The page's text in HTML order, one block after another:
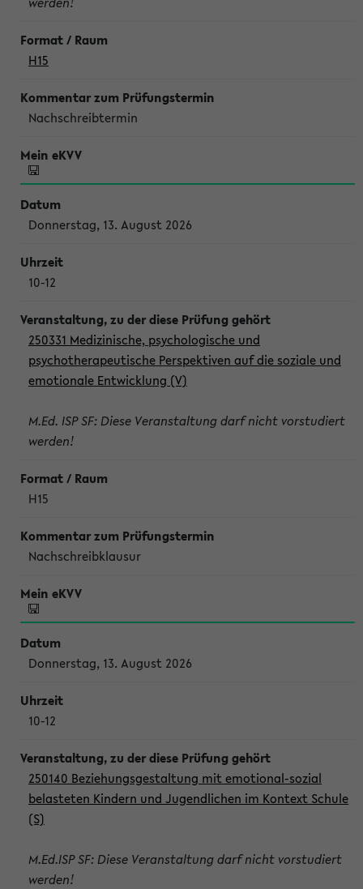
H15
Nachschreibtermin
Donnerstag, 13. August 2026
10-12
250331 Medizinische, psychologische und
psychotherapeutische Perspektiven auf die soziale und
emotionale Entwicklung (V)
M.Ed. ISP SF: Diese Veranstaltung darf nicht vorstudiert
werden!
H15
Nachschreibklausur
Donnerstag, 13. August 2026
10-12
250140 Beziehungsgestaltung mit emotional-sozial
belasteten Kindern und Jugendlichen im Kontext Schule
(S)
M.Ed.ISP SF: Diese Veranstaltung darf nicht vorstudiert
werden!